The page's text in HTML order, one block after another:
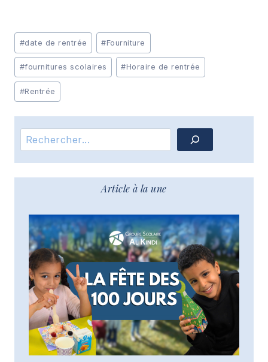
Étiquettes
de
la
publication :
#date de rentrée #Fourniture
#fournitures scolaires #Horaire de rentrée
#Rentrée
Rechercher
Article à la une